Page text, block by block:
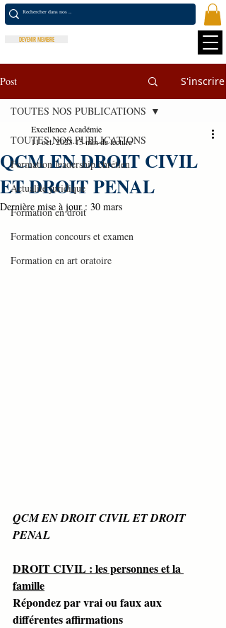
DEVENIR MEMBRE
Post S'inscrire
TOUTES NOS PUBLICATIONS
Formation leadership chrétien
Actualité juridique
Formation en droit
Formation concours et examen
Formation en art oratoire
TOUTES NOS PUBLICATIONS
QCM EN DROIT CIVIL
ET DROIT PENAL
Excellence Académie
11 oct. 2023 15 min de lecture
Dernière mise à jour : 30 mars
QCM EN DROIT CIVIL ET DROIT
PENAL
DROIT CIVIL : les personnes et la
famille
Répondez par vrai ou faux aux
différentes affirmations